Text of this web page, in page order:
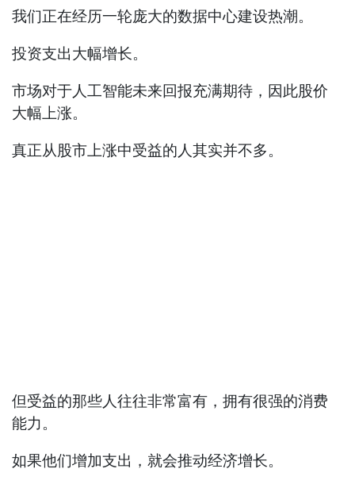
我们正在经历一轮庞大的数据中心建设热潮。
投资支出大幅增长。
市场对于人工智能未来回报充满期待，因此股价
大幅上涨。
真正从股市上涨中受益的人其实并不多。
但受益的那些人往往非常富有，拥有很强的消费
能力。
如果他们增加支出，就会推动经济增长。